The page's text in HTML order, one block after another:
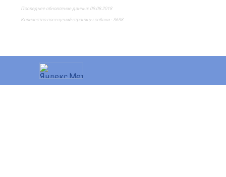
Последнее обновление данных 09.08.2018
Количество посещений страницы собаки - 3638